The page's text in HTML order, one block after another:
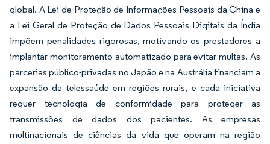
global. A Lei de Proteção de Informações Pessoais da China e
a Lei Geral de Proteção de Dados Pessoais Digitais da Índia
impõem penalidades rigorosas, motivando os prestadores a
implantar monitoramento automatizado para evitar multas. As
parcerias público-privadas no Japão e na Austrália financiam a
expansão da telessaúde em regiões rurais, e cada iniciativa
requer tecnologia de conformidade para proteger as
transmissões de dados dos pacientes. As empresas
multinacionais de ciências da vida que operam na região